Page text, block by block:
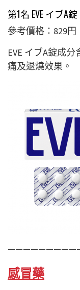
第1名 EVE イブA
參考價格：829円
EVE イブA錠成
痛及退燒效果。
感冒藥